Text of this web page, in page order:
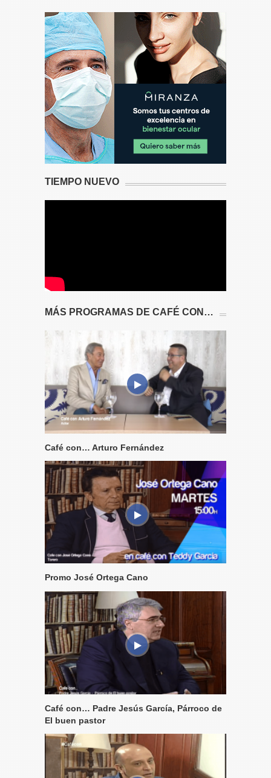
TIEMPO NUEVO
MÁS PROGRAMAS DE CAFÉ CON…
Café con… Arturo Fernández
Promo José Ortega Cano
Café con… Padre Jesús García, Párroco de
El buen pastor